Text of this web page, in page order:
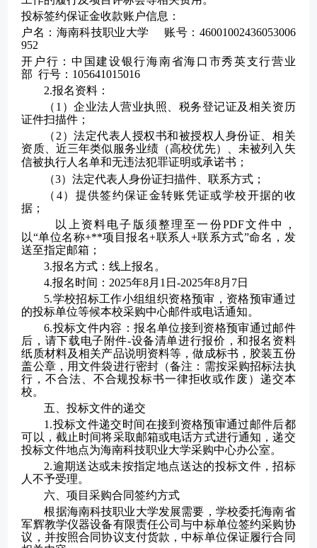
投标签约保证金收款账户信息：
户名：海南科技职业大学
账号： 46001002436053006
952
开户行：中国建设银行海南省海口市秀英支行营业
部 行号： 105641015016
2.报名资料：
（ 1）企业法人营业执照、税务登记证及相关资历
证件扫描件；
（ 2）法定代表人授权书和被授权人身份证、相关
资质、近三年类似服务业绩（高校优先）、 未被列入失
信被执行人名单和无违法犯罪证明或承诺书；
（3）法定代表人身份证扫描件、联系方式；
（ 4）提供签约保证金转账凭证或学校开据的收
据；
以上资料电子版须整理至一份PDF文件中，
以“单位名称+**项目报名+联系人+联系方式”命名，发
送至指定邮箱；
3.报名方式：线上报名。
4.报名时间：2025年8月 1 日-2025年8月 7日
5.学校招标工作小组组织资格预审，资格预审通过
的投标单位等候本校采购中心邮件或电话通知。
6.投标文件内容 ：报名单位接到 资格预审通过邮件
后， 请下载电子附件-设备清单进行报价，和报名资料
纸质材料及相关产品说明资料等，做成标书， 胶装五份
盖公章， 用文件袋进行密封（备注：需按采购招标法执
行，不合法、不合规投标书一律拒收或作废）递交本
校。
五、投标文件的递交
1.投标文件递交时间在接到 资格预审通过邮件后都
可以 ， 截止时间将采取邮箱或电话方式进行通知 ，递交
投标文件地点为海南科技职业大学采购中心办公室。
2.逾期送达或未按指定地点送达的投标文件，招标
人不予受理。
六、项目采购合同签约方式
根据海南科技职业大学发展需要，学校委托海南省
军辉教学仪器设备有限责任公司与中标单位签约采购协
议，并按照合同协议支付货款，中标单位保证履行合同